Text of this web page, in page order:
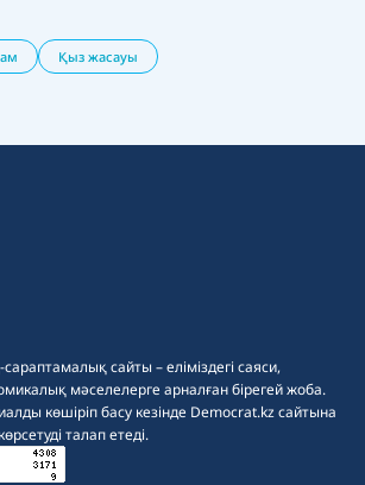
Қыз жасауы
сайты – еліміздегі саяси,
мәселелерге арналған бірегей жоба.
көшіріп басу кезінде Democrat.kz сайтына
талап етеді.